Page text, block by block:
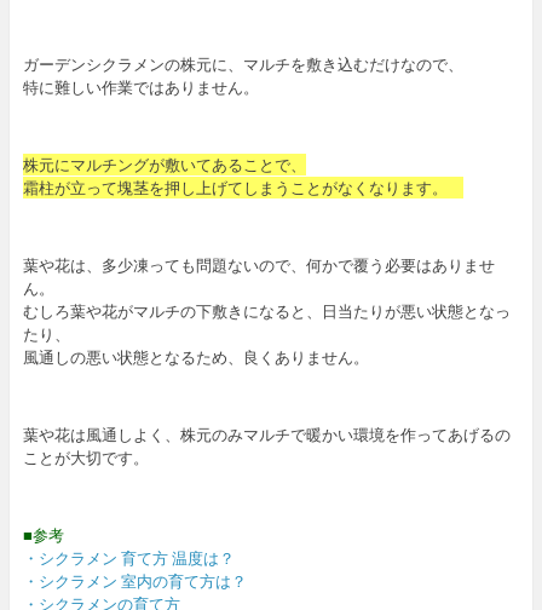
ガーデンシクラメンの株元に、マルチを敷き込むだけなので、
特に難しい作業ではありません。
株元にマルチングが敷いてあることで、
霜柱が立って塊茎を押し上げてしまうことがなくなります。
葉や花は、多少凍っても問題ないので、何かで覆う必要はありませ
ん。
むしろ葉や花がマルチの下敷きになると、日当たりが悪い状態となっ
たり、
風通しの悪い状態となるため、良くありません。
葉や花は風通しよく、株元のみマルチで暖かい環境を作ってあげるの
ことが大切です。
■参考
・シクラメン 育て方 温度は？
・シクラメン 室内の育て方は？
・シクラメンの育て方